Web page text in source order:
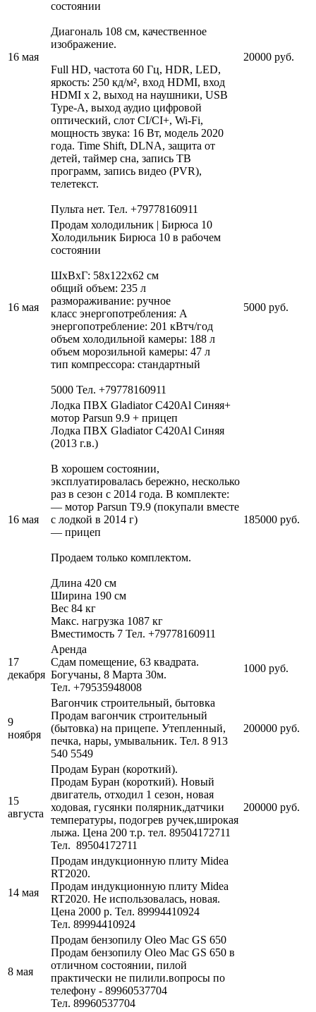
16 мая
состоянии
Диагональ 108 см, качественное
изображение.
Full HD, частота 60 Гц, HDR, LED,
яркость: 250 кд/м², вход HDMI, вход
HDMI x 2, выход на наушники, USB
Type-A, выход аудио цифровой
оптический, слот CI/CI+, Wi-Fi,
мощность звука: 16 Вт, модель 2020
года. Time Shift, DLNA, защита от
детей, таймер сна, запись ТВ
программ, запись видео (PVR),
телетекст.
Пульта нет. Тел. +79778160911
20000 руб.
16 мая
Продам холодильник | Бирюса 10
Холодильник Бирюса 10 в рабочем
состоянии
ШхВхГ: 58х122х62 см
общий объем: 235 л
размораживание: ручное
класс энергопотребления: A
энергопотребление: 201 кВтч/год
объем холодильной камеры: 188 л
объем морозильной камеры: 47 л
тип компрессора: стандартный
5000 Тел. +79778160911
5000 руб.
16 мая
Лодка ПВХ Gladiator C420Al Синяя+
мотор Parsun 9.9 + прицеп
Лодка ПВХ Gladiator C420Al Синяя
(2013 г.в.)
В хорошем состоянии,
эксплуатировалась бережно, несколько
раз в сезон с 2014 года. В комплекте:
— мотор Parsun T9.9 (покупали вместе
с лодкой в 2014 г)
— прицеп
Продаем только комплектом.
Длина 420 см
Ширина 190 см
Вес 84 кг
Макс. нагрузка 1087 кг
Вместимость 7 Тел. +79778160911
185000 руб.
17
декабря
Аренда
Сдам помещение, 63 квадрата.
Богучаны, 8 Марта 30м.
Тел. +79535948008
1000 руб.
9
ноября
Вагончик строительный, бытовка
Продам вагончик строительный
(бытовка) на прицепе. Утепленный,
печка, нары, умывальник. Тел. 8 913
540 5549
200000 руб.
15
августа
Продам Буран (короткий).
Продам Буран (короткий). Новый
двигатель, отходил 1 сезон, новая
ходовая, гусянки полярник,датчики
температуры, подогрев ручек,широкая
лыжа. Цена 200 т.р. тел. 89504172711
Тел. 89504172711
200000 руб.
14 мая
Продам индукционную плиту Midea
RT2020.
Продам индукционную плиту Midea
RT2020. Не использовалась, новая.
Цена 2000 р. Тел. 89994410924
Тел. 89994410924
8 мая
Продам бензопилу Oleo Mac GS 650
Продам бензопилу Oleo Mac GS 650 в
отличном состоянии, пилой
практически не пилили.вопросы по
телефону - 89960537704
Тел. 89960537704